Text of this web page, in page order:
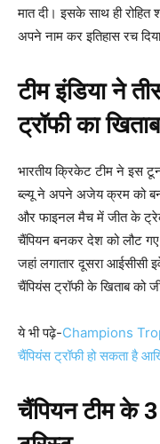
मात दी। इसके साथ ही
अपने नाम कर इतिहास रच
टीम इंडिया ने
ट्रॉफी का खिताब
भारतीय क्रिकेट टीम ने इस
ब्ल्यू ने अपने अजेय क्रम को
और फाइनल मैच में जीत के ट्रेक
चैंपियन बनकर देश को लौट गए
जहां लगातार दूसरा आईसीसी
चैंपियंस ट्रॉफी के खिताब को
ये भी पढ़े-Champions
चैंपियंस ट्रॉफी हो सकता है
चैंपियन टीम के